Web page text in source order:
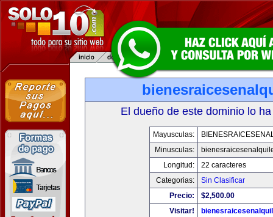
El dueño de este dominio lo
Mayusculas:
Minusculas:
Longitud:
22 caracteres
Categorias:
Sin Clasificar
Precio:
$2,500.00
Visitar!